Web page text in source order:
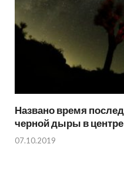
Названо время
черной дыры в
07.10.2019